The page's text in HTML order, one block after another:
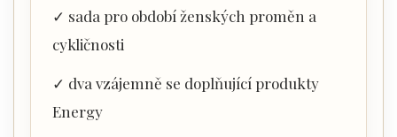
✓ sada pro období ženských proměn a
cykličnosti
✓ dva vzájemně se doplňující produkty
Energy